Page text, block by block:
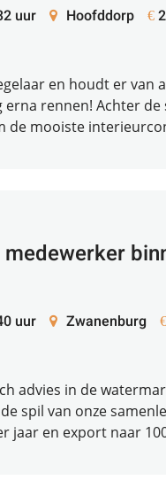
uur Hoofddorp €
en houdt er van
erna rennen! Achter
de mooiste
uur Zwanenburg €
advies in de
spil van onze
jaar en export naar